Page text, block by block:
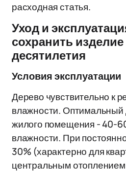
расходная статья.
Уход и
сохранить изделие
десятилетия
Условия эксплуатации
Дерево чувствительно к
влажности. Оптимальный
жилого помещения - 40-
влажности. При
30% (характерно для
центральным